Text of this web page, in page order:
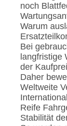
noch
Warum
Bei
langfristige
der
Daher
Weltweite
Reife
Stabilität